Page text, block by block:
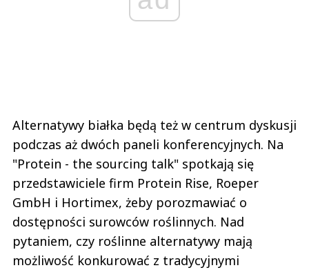
Alternatywy białka będą też w centrum dyskusji
podczas aż dwóch paneli konferencyjnych. Na
"Protein - the sourcing talk" spotkają się
przedstawiciele firm Protein Rise, Roeper
GmbH i Hortimex, żeby porozmawiać o
dostępności surowców roślinnych. Nad
pytaniem, czy roślinne alternatywy mają
możliwość konkurować z tradycyjnymi